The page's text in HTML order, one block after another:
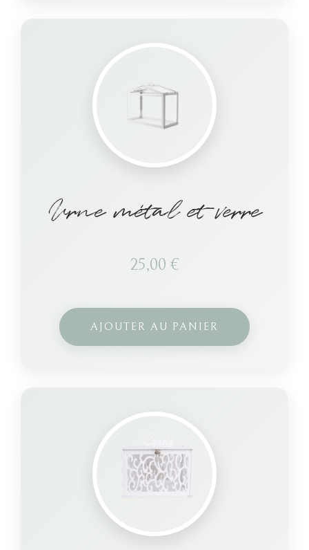
Urne métal et verre
25,00 €
AJOUTER AU PANIER